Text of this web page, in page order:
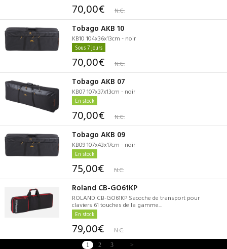
70,00€ N.C.
Tobago AKB 10
KB10 104x36x13cm - noir
Sous 7 jours
70,00€ N.C.
Tobago AKB 07
KB07 107x37x13cm - noir
En stock
70,00€ N.C.
Tobago AKB 09
KB09 107x43x17cm - noir
En stock
75,00€ N.C.
Roland CB-GO61KP
ROLAND CB-GO61KP Sacoche de transport pour
claviers 61 touches de la gamme...
En stock
79,00€ N.C.
1 2 3 >